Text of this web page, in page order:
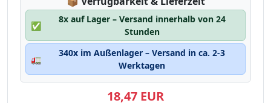
✅
8x auf Lager – Versand innerhalb von 24
Stunden
🚛
340x im Außenlager – Versand in ca. 2-3
Werktagen
18,47 EUR